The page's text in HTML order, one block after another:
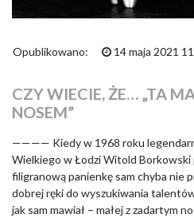
Opublikowano: 14 maja 2021
CZY WIECIE, ŻE… „TA
NOSEM”
———— Kiedy w 1968 roku
Wielkiego w Łodzi Witold Borkowski
filigranową panienkę sam chyba nie
dobrej ręki do wyszukiwania
jak sam mawiał – małej z zadartym